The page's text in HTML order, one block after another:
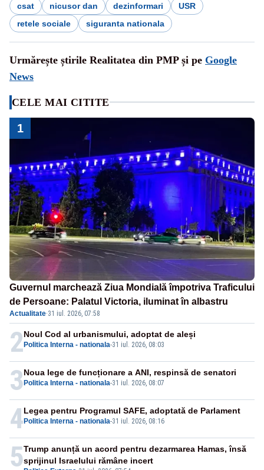
csat nicusor dan dezinformari
USR
retele sociale
siguranta nationala
Urmărește știrile Realitatea din PMP și pe Google
News
CELE MAI CITITE
1
Guvernul marchează Ziua Mondială împotriva Traficului
de Persoane: Palatul Victoria, iluminat în albastru
Actualitate·31 iul. 2026, 07:58
2 Politica Interna - nationala-31 iul. 2026, 08:03
Noul Cod al urbanismului, adoptat de aleși
3 Politica Interna - nationala-31 iul. 2026, 08:07
Noua lege de funcționare a ANI, respinsă de senatori
4 Politica Interna - nationala-31 iul. 2026, 08:16
Legea pentru Programul SAFE, adoptată de Parlament
5Trump anunță un acord pentru dezarmarea Hamas, însă
sprijinul Israelului rămâne incert